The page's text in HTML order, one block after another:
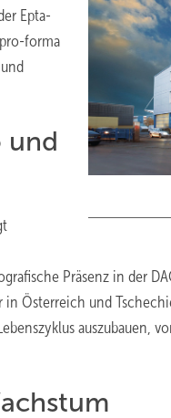
Epta-
forma
und
Präsenz in der
Österreich und
auszubauen,